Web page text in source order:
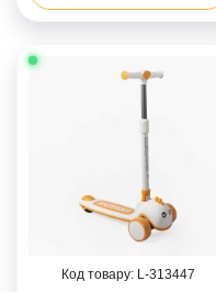
313447